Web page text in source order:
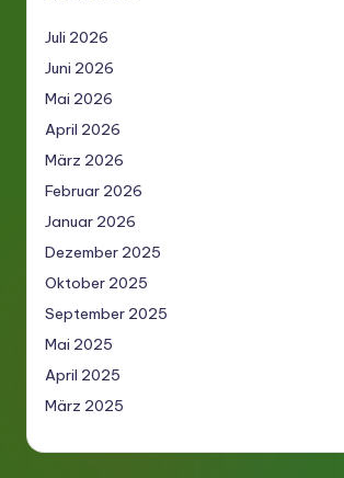
Juli 2026
Juni 2026
Mai 2026
April 2026
März 2026
Februar 2026
Januar 2026
Dezember 2025
Oktober 2025
September 2025
Mai 2025
April 2025
März 2025